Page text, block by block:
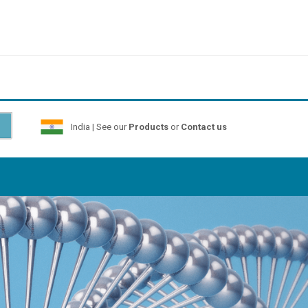
India | See our Productsor Contact us